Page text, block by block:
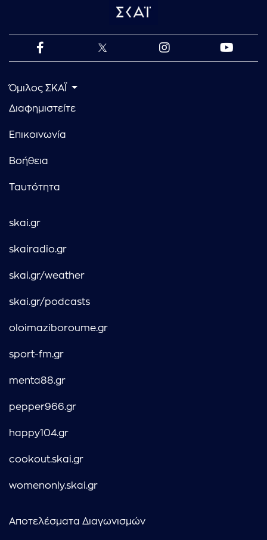
Όμιλος ΣΚΑΪ
Διαφημιστείτε
Επικοινωνία
Βοήθεια
Ταυτότητα
skai.gr
skairadio.gr
skai.gr/weather
skai.gr/podcasts
oloimaziboroume.gr
sport-fm.gr
menta88.gr
pepper966.gr
happy104.gr
cookout.skai.gr
womenonly.skai.gr
Αποτελέσματα Διαγωνισμών